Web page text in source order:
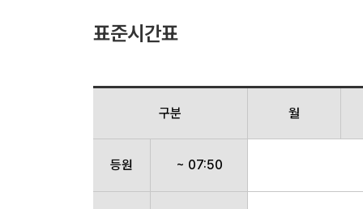
표준시간표
구분 월
등원 ~ 07:50